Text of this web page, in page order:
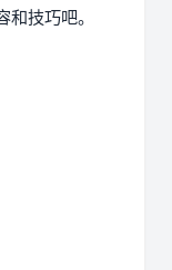
技巧吧。